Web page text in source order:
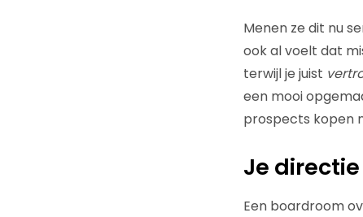
Menen ze dit nu
ook al voelt dat
terwijl je juist
een mooi
prospects kopen
Je
Een boardroom